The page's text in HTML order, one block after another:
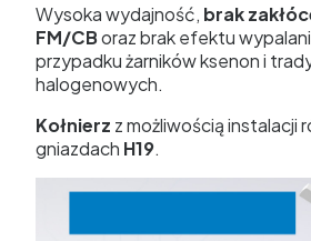
Wysoka wydajność, brak
FM/CBoraz brak efektu
przypadku żarników ksenon i
halogenowych.
Kołnierz z możliwością instalacji
gniazdach H19.